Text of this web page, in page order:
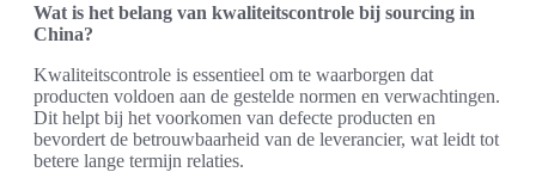
Wat is het belang van kwaliteitscontrole bij sourcing in
China?
Kwaliteitscontrole is essentieel om te waarborgen dat
producten voldoen aan de gestelde normen en verwachtingen.
Dit helpt bij het voorkomen van defecte producten en
bevordert de betrouwbaarheid van de leverancier, wat leidt tot
betere lange termijn relaties.